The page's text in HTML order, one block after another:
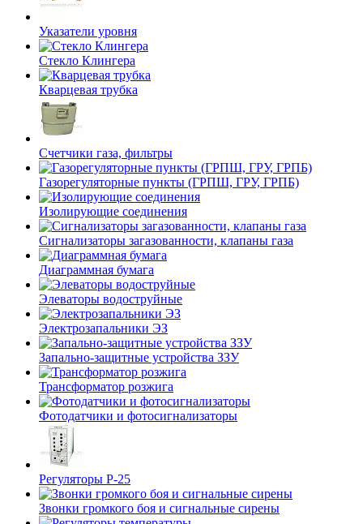
Указатели уровня
Стекло Клингера
Кварцевая трубка
Счетчики газа, фильтры
Газорегуляторные пункты (ГРПШ, ГРУ, ГРПБ)
Изолирующие соединения
Сигнализаторы загазованности, клапаны газа
Диаграммная бумага
Элеваторы водоструйные
Электрозапальники ЭЗ
Запально-защитные устройства ЗЗУ
Трансформатор розжига
Фотодатчики и фотосигнализаторы
Регуляторы Р-25
Звонки громкого боя и сигнальные сирены